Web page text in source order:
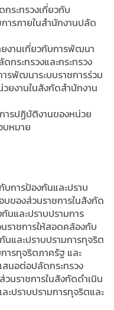
กระทรวงเกี่ยวกับ
ารภายในสำนักงานปลัด
งานเกี่ยวกับการพัฒนา
กระทรวงและกระทรวง
ารพัฒนาระบบราชการร่วม
ยงานในสังกัดสำนักงาน
รปฏิบัติงานของหน่วย
บหมาย
บการป้องกันและปราบ
ของส่วนราชการในสังกัด
นและปราบปรามการ
ราชการให้สอดคล้องกับ
และปราบปรามการทุจริต
ารทุจริตภาครัฐ และ
สนอต่อปลัดกระทรวง
วนราชการในสังกัดดำเนิน
ปราบปรามการทุจริตและ